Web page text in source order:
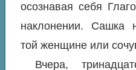
осознавая себя
наклонении. Сашка
той женщине или
Вчера,